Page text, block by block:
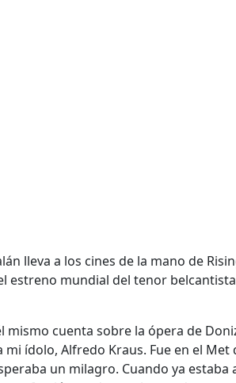
lleva a los cines de la mano de
estreno mundial del tenor belcantista
mismo cuenta sobre la ópera de
ídolo, Alfredo Kraus. Fue en el Met
un milagro. Cuando ya estaba